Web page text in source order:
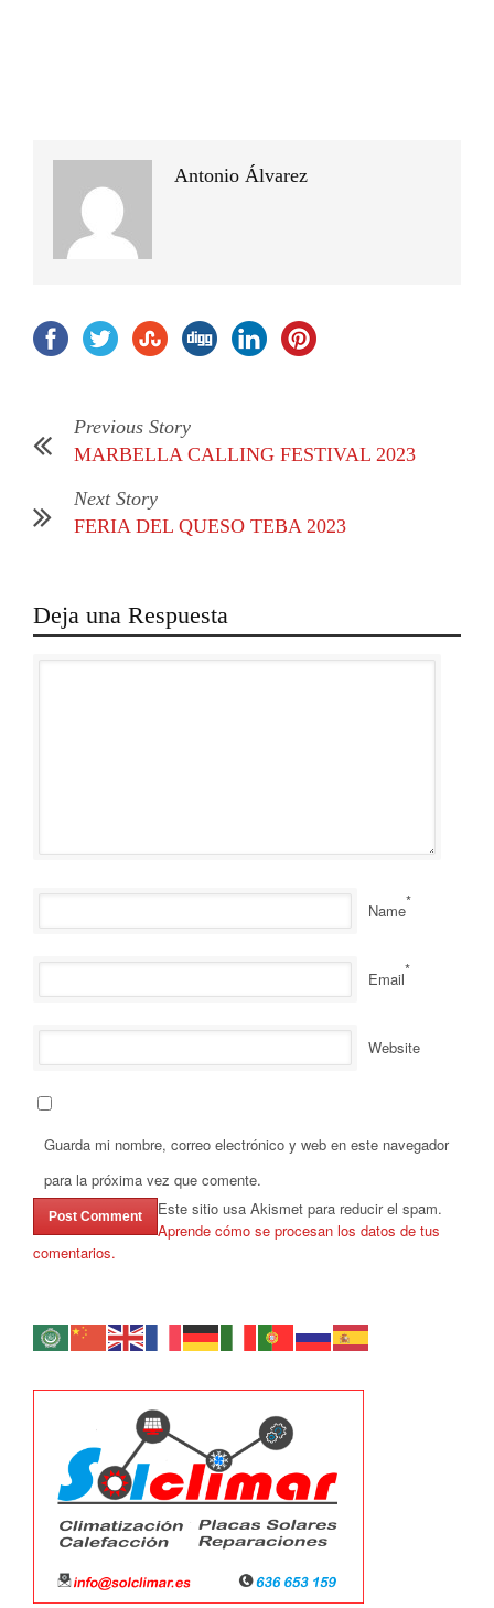
Antonio Álvarez
Previous Story
MARBELLA CALLING FESTIVAL 2023
Next Story
FERIA DEL QUESO TEBA 2023
Deja una Respuesta
Name*
Email*
Website
Guarda mi nombre, correo electrónico y web en este navegador
para la próxima vez que comente.
Este sitio usa Akismet para reducir el spam.
Aprende cómo se procesan los datos de tus
comentarios.